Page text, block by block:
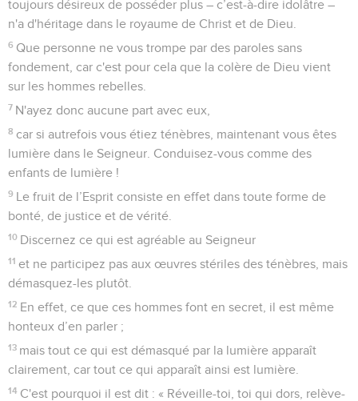
toujours désireux de posséder plus – c’est-à-dire idolâtre –
n'a d'héritage dans le royaume de Christ et de Dieu.
6 Que personne ne vous trompe par des paroles sans
fondement, car c'est pour cela que la colère de Dieu vient
sur les hommes rebelles.
7 N'ayez donc aucune part avec eux,
8 car si autrefois vous étiez ténèbres, maintenant vous êtes
lumière dans le Seigneur. Conduisez-vous comme des
enfants de lumière !
9 Le fruit de l’Esprit consiste en effet dans toute forme de
bonté, de justice et de vérité.
10 Discernez ce qui est agréable au Seigneur
11 et ne participez pas aux œuvres stériles des ténèbres, mais
démasquez-les plutôt.
12 En effet, ce que ces hommes font en secret, il est même
honteux d’en parler ;
13 mais tout ce qui est démasqué par la lumière apparaît
clairement, car tout ce qui apparaît ainsi est lumière.
14 C'est pourquoi il est dit : « Réveille-toi, toi qui dors, relève-